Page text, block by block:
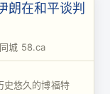
朗在和平谈判
城 58.ca
史悠久的博福特